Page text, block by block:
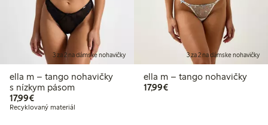
3 za 2 na dámske nohavičky
ella m – tango nohavičky
s nízkym pásom
17,99€17,99 €
Recyklovaný materiál
3 za 2 na dámske nohavičky
ella m – tango nohavičky
17,99€17,99 €